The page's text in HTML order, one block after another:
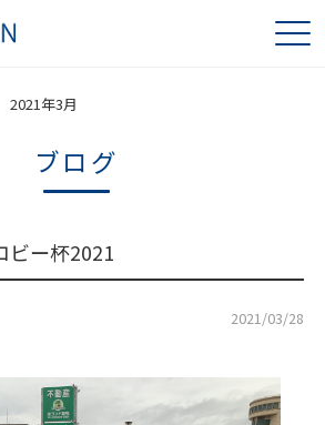
年3月
ブログ
ビー杯2021
2021/03/28